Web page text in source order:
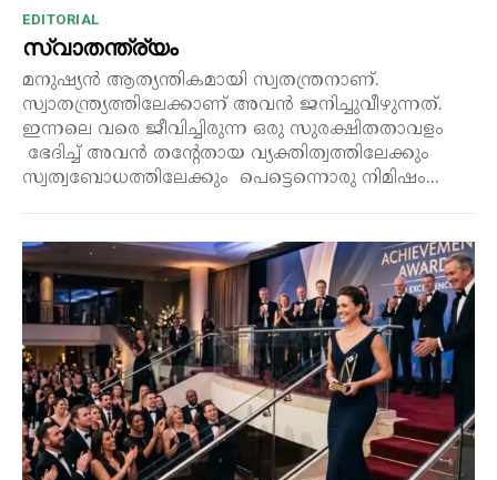
EDITORIAL
സ്വാതന്ത്ര്യം
മനുഷ്യൻ ആത്യന്തികമായി സ്വതന്ത്രനാണ്.
സ്വാതന്ത്ര്യത്തിലേക്കാണ് അവൻ ജനിച്ചുവീഴുന്നത്.
ഇന്നലെ വരെ ജീവിച്ചിരുന്ന ഒരു സുരക്ഷിതതാവളം
ഭേദിച്ച് അവൻ തന്റേതായ വ്യക്തിത്വത്തിലേക്കും
സ്വത്വബോധത്തിലേക്കും പെട്ടെന്നൊരു നിമിഷം...